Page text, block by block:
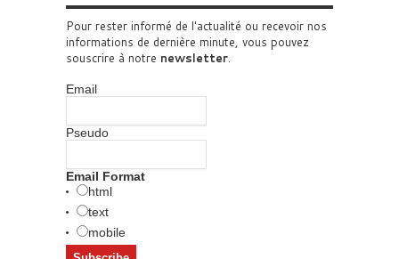
Pour rester informé de l'actualité ou recevoir nos
informations de dernière minute, vous pouvez
souscrire à notre newsletter
Email
Pseudo
Email Format
html
text
mobile